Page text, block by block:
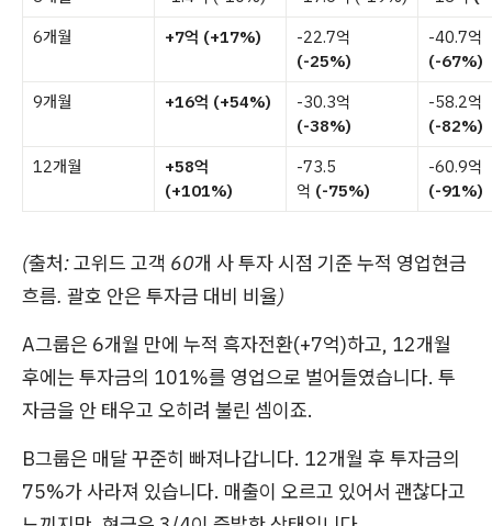
6개월
+7억 (+17%)
-22.7억
(-25%)
-40.7억
(-67%)
9개월
+16억 (+54%)
-30.3억
(-38%)
-58.2억
(-82%)
12개월
+58억
(+101%)
-73.5
억 (-75%)
-60.9억
(-91%)
(출처: 고위드 고객 60개 사 투자 시점 기준 누적 영업현금
흐름. 괄호 안은 투자금 대비 비율)
A그룹은 6개월 만에 누적 흑자전환(+7억)하고, 12개월
후에는 투자금의 101%를 영업으로 벌어들였습니다. 투
자금을 안 태우고 오히려 불린 셈이죠.
B그룹은 매달 꾸준히 빠져나갑니다. 12개월 후 투자금의
75%가 사라져 있습니다. 매출이 오르고 있어서 괜찮다고